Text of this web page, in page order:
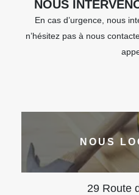
NOUS
En cas d’urgence, nous
n’hésitez pas à nous
NOUS
29 Route